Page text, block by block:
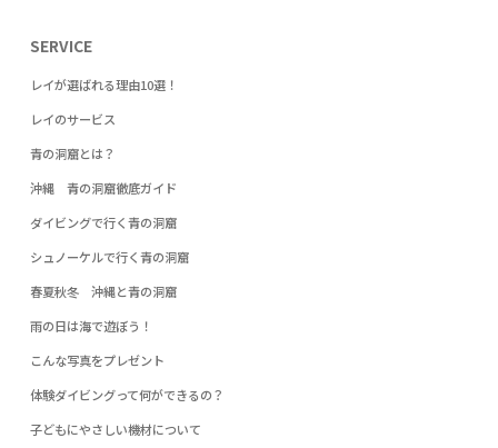
SERVICE
レイが選ばれる理由10選！
レイのサービス
青の洞窟とは？
沖縄 青の洞窟徹底ガイド
ダイビングで行く青の洞窟
シュノーケルで行く青の洞窟
春夏秋冬 沖縄と青の洞窟
雨の日は海で遊ぼう！
こんな写真をプレゼント
体験ダイビングって何ができるの？
子どもにやさしい機材について